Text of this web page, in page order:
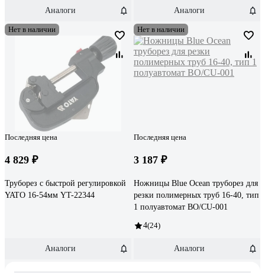
Аналоги
Аналоги
Нет в наличии
Последняя цена
4 829 ₽
Труборез с быстрой регулировкой
YATO 16-54мм YT-22344
Аналоги
Нет в наличии
Последняя цена
3 187 ₽
Ножницы Blue Ocean труборез для
резки полимерных труб 16-40, тип
1 полуавтомат BO/CU-001
4(24)
Аналоги